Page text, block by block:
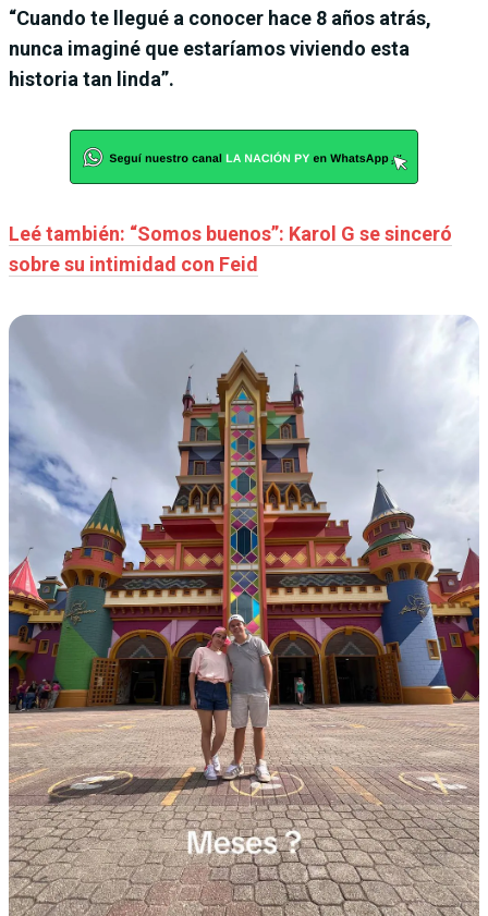
“Cuando te llegué a conocer hace 8 años atrás,
nunca imaginé que estaríamos viviendo esta
historia tan linda”.
Leé también: “Somos buenos”: Karol G se sinceró
sobre su intimidad con Feid